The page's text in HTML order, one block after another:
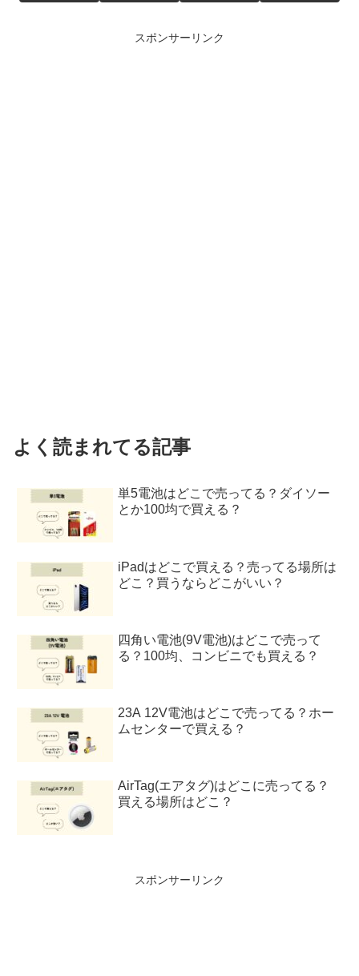
スポンサーリンク
よく読まれてる記事
単5電池はどこで売ってる？ダイソー
とか100均で買える？
iPadはどこで買える？売ってる場所は
どこ？買うならどこがいい？
四角い電池(9V電池)はどこで売って
る？100均、コンビニでも買える？
23A 12V電池はどこで売ってる？ホー
ムセンターで買える？
AirTag(エアタグ)はどこに売ってる？
買える場所はどこ？
スポンサーリンク